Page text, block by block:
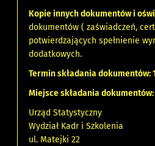
Kopie innych dokumentów i
dokumentów ( zaświadczeń,
potwierdzających spełnienie
dodatkowych.
Termin składania dokumentów:
Miejsce składania dokumentów:
Urząd Statystyczny
Wydział Kadr i Szkolenia
ul. Matejki 22